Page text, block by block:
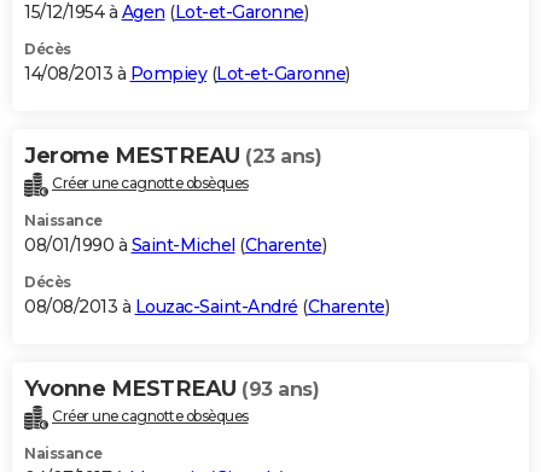
15/12/1954 à Agen (Lot-et-Garonne)
Décès
14/08/2013 à Pompiey(Lot-et-Garonne)
Jerome MESTREAU (23 ans)
Créer une cagnotte obsèques
Naissance
08/01/1990 à Saint-Michel (Charente)
Décès
08/08/2013 à Louzac-Saint-André (Charente)
Yvonne MESTREAU (93 ans)
Créer une cagnotte obsèques
Naissance